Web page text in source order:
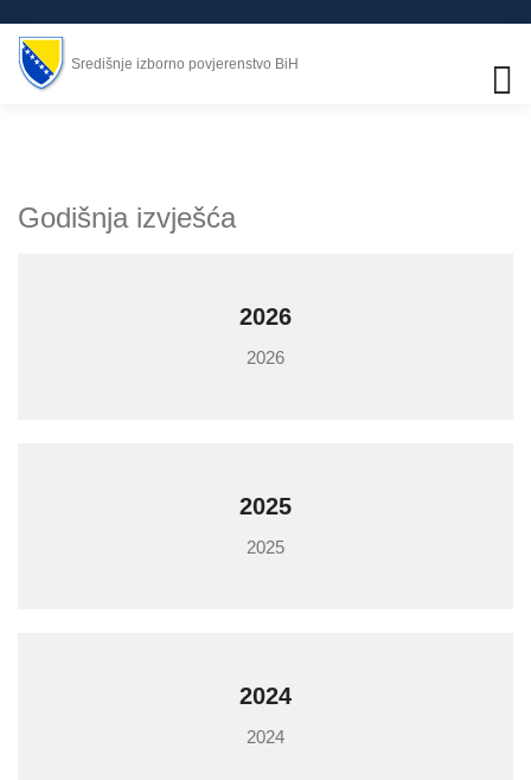
Središnje izborno povjerenstvo BiH
Godišnja izvješća
2026
2026
2025
2025
2024
2024